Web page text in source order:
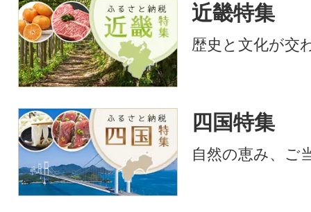
近畿特集
歴史と文化が交
四国特集
自然の恵み、ご